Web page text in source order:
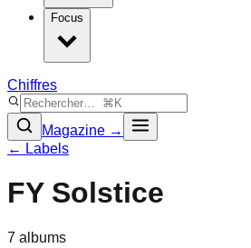
Focus
Chiffres
Magazine →
← Labels
FY Solstice
7 albums